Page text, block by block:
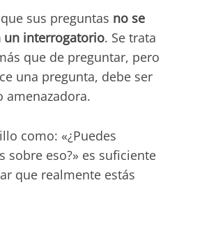
sus preguntas no se
un interrogatorio. Se trata
que de preguntar, pero
una pregunta, debe ser
amenazadora.
como: «¿Puedes
sobre eso?» es suficiente
que realmente estás